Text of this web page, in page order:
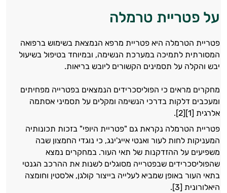
על פטריית טרמלה
פטריית הטרמלה היא פטריית מרפא הנמצאת בשימוש ברפואה
המסורתית לתמיכה במערכת הנשימה, ובמיוחד בטיפול בשיעול
יבש והקלה על תסמינים הקשורים ליובש בריאות.
מחקרים מראים כי הפוליסכרידים הנמצאים בפטרייה מפחיתים
ומעכבים דלקות בדרכי הנשימה ומקלים על תסמיני אסתמה
אלרגית [1][2].
פטריית הטרמלה נקראת גם "פטריית היופי" בזכות תכונותיה
המעניקות לחות לעור ואנטי אייג'ינג, כי נוגדי החמצון שבה
משפיעים על ההזדקנות של תאי העור. במחקרים נמצא
שהפוליסכרידים שבפטרייה מסוגלים לשנות את ההרכב הגנטי
בתאי העור באופן שמביא לעלייה בייצור קולגן, אלסטין וחומצה
היאלורונית [3].